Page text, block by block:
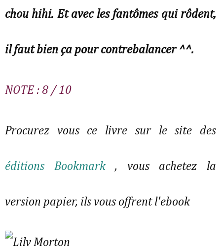
chou hihi. Et avec les fantômes qui rôdent,
il faut bien ça pour contrebalancer ^^.
NOTE : 8 / 10
Procurez vous ce livre sur le site des
éditions Bookmark, vous achetez la
version papier, ils vous offrent l'ebook